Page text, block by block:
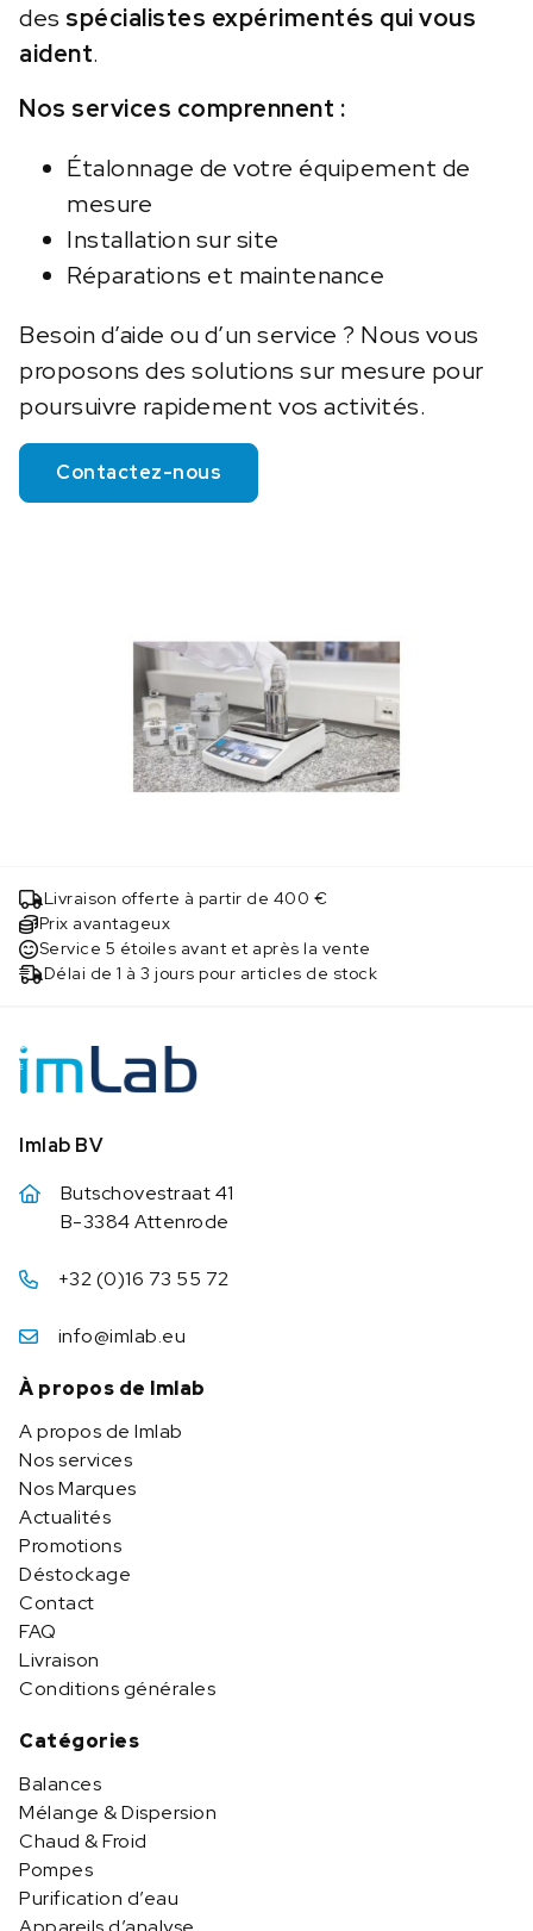
des spécialistes expérimentés qui vous
aident.
Nos services comprennent :
Étalonnage de votre équipement de
mesure
Installation sur site
Réparations et maintenance
Besoin d’aide ou d’un service ? Nous vous
proposons des solutions sur mesure pour
poursuivre rapidement vos activités.
Contactez-nous
Livraison offerte à partir de 400 €
Prix avantageux
Service 5 étoiles avant et après la vente
Délai de 1 à 3 jours pour articles de stock
Imlab BV
Butschovestraat 41
B-3384 Attenrode
+32 (0)16 73 55 72
info@imlab.eu
À propos de Imlab
A propos de Imlab
Nos services
Nos Marques
Actualités
Promotions
Déstockage
Contact
FAQ
Livraison
Conditions générales
Catégories
Balances
Mélange & Dispersion
Chaud & Froid
Pompes
Purification d’eau